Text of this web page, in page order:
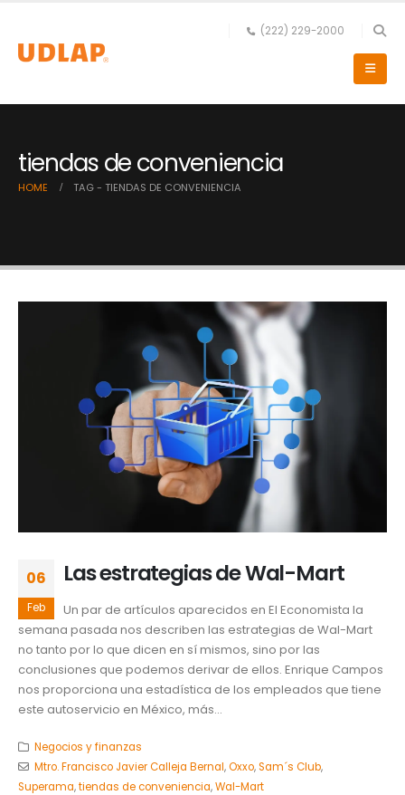
(222) 229-2000
tiendas de conveniencia
HOME TAG - TIENDAS DE CONVENIENCIA
06
Feb
Las estrategias de Wal-Mart
Un par de artículos aparecidos en El Economista la
semana pasada nos describen las estrategias de Wal-Mart
no tanto por lo que dicen en sí mismos, sino por las
conclusiones que podemos derivar de ellos. Enrique Campos
nos proporciona una estadística de los empleados que tiene
este autoservicio en México, más...
Negocios y finanzas
Mtro. Francisco Javier Calleja Bernal,Oxxo,Sam´s Club,
Superama,tiendas de conveniencia,Wal-Mart